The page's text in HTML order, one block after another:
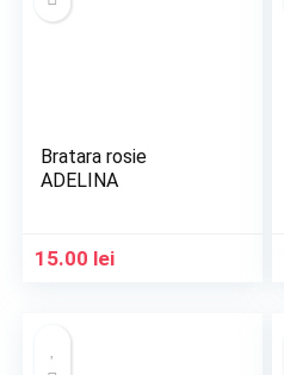
Bratara rosie
ADELINA
15.00 lei